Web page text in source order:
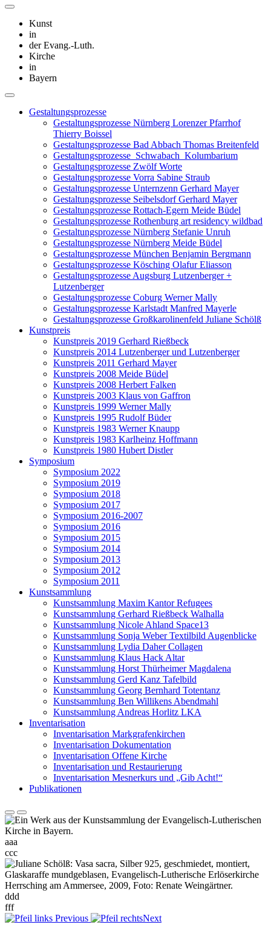
Kunst
in
der Evang.-Luth.
Kirche
in
Bayern
Gestaltungsprozesse
Gestaltungsprozesse Nürnberg Lorenzer Pfarrhof
Thierry Boissel
Gestaltungsprozesse Bad Abbach Thomas Breitenfeld
Gestaltungsprozesse_Schwabach_Kolumbarium
Gestaltungsprozesse Zwölf Worte
Gestaltungsprozesse Vorra Sabine Straub
Gestaltungsprozesse Unternzenn Gerhard Mayer
Gestaltungsprozesse Seibelsdorf Gerhard Mayer
Gestaltungsprozesse Rottach-Egern Meide Büdel
Gestaltungsprozesse Rothenburg art residency wildbad
Gestaltungsprozesse Nürnberg Stefanie Unruh
Gestaltungsprozesse Nürnberg Meide Büdel
Gestaltungsprozesse München Benjamin Bergmann
Gestaltungsprozesse Kösching Olafur Eliasson
Gestaltungsprozesse Augsburg Lutzenberger +
Lutzenberger
Gestaltungsprozesse Coburg Werner Mally
Gestaltungsprozesse Karlstadt Manfred Mayerle
Gestaltungsprozesse Großkarolinenfeld Juliane Schölß
Kunstpreis
Kunstpreis 2019 Gerhard Rießbeck
Kunstpreis 2014 Lutzenberger und Lutzenberger
Kunstpreis 2011 Gerhard Mayer
Kunstpreis 2008 Meide Büdel
Kunstpreis 2008 Herbert Falken
Kunstpreis 2003 Klaus von Gaffron
Kunstpreis 1999 Werner Mally
Kunstpreis 1995 Rudolf Büder
Kunstpreis 1983 Werner Knaupp
Kunstpreis 1983 Karlheinz Hoffmann
Kunstpreis 1980 Hubert Distler
Symposium
Symposium 2022
Symposium 2019
Symposium 2018
Symposium 2017
Symposium 2016-2007
Symposium 2016
Symposium 2015
Symposium 2014
Symposium 2013
Symposium 2012
Symposium 2011
Kunstsammlung
Kunstsammlung Maxim Kantor Refugees
Kunstsammlung Gerhard Rießbeck Walhalla
Kunstsammlung Nicole Ahland Space13
Kunstsammlung Sonja Weber Textilbild Augenblicke
Kunstsammlung Lydia Daher Collagen
Kunstsammlung Klaus Hack Altar
Kunstsammlung Horst Thürheimer Magdalena
Kunstsammlung Gerd Kanz Tafelbild
Kunstsammlung Georg Bernhard Totentanz
Kunstsammlung Ben Willikens Abendmahl
Kunstsammlung Andreas Horlitz LKA
Inventarisation
Inventarisation Markgrafenkirchen
Inventarisation Dokumentation
Inventarisation Offene Kirche
Inventarisation und Restaurierung
Inventarisation Mesnerkurs und „Gib Acht!“
Publikationen
aaa
ccc
ddd
fff
Previous
Next